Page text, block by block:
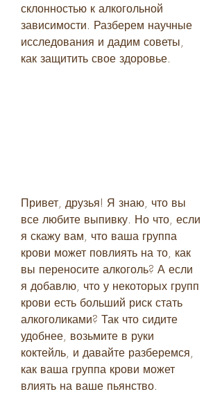
склонностью к алкогольной
зависимости. Разберем научные
исследования и дадим советы,
как защитить свое здоровье.
Привет, друзья! Я знаю, что вы
все любите выпивку. Но что, если
я скажу вам, что ваша группа
крови может повлиять на то, как
вы переносите алкоголь? А если
я добавлю, что у некоторых групп
крови есть больший риск стать
алкоголиками? Так что сидите
удобнее, возьмите в руки
коктейль, и давайте разберемся,
как ваша группа крови может
влиять на ваше пьянство.